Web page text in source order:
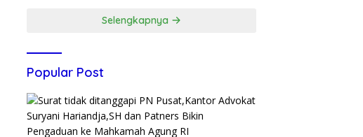
Selengkapnya
Popular Post